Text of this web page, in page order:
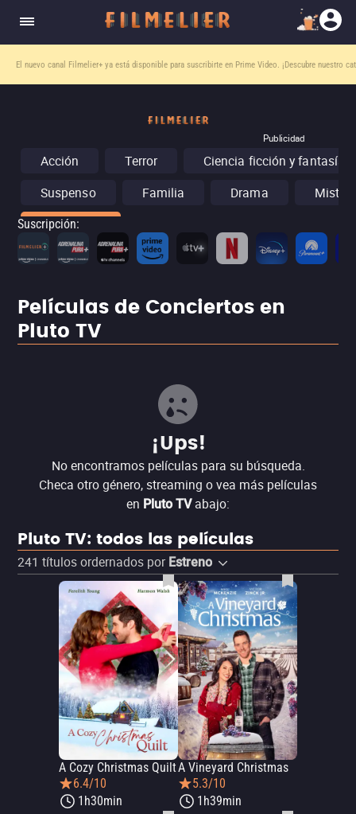
El nuevo canal Filmelier+ ya está disponible para suscribirte en Prime Video. ¡Descubre nuestro
Publicidad
Acción Terror
Ciencia ficción y fantasía
Suspenso
Familia Drama
Conciertos
Suscripción:
Películas de Conciertos en
Pluto TV
¡Ups!
No encontramos películas para su búsqueda.
Checa otro género, streaming o vea más películas
en Pluto TVabajo:
Pluto TV: todos las películas
241 títulos ordernados por Estreno
A Cozy Christmas Quilt
6.4/10
1h30min
A Vineyard Christmas
5.3/10
1h39min